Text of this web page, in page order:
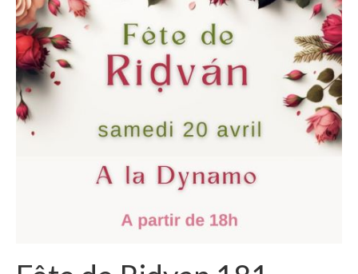
Être Baha’i au quotidien
Un débordement d’actions
Actualités